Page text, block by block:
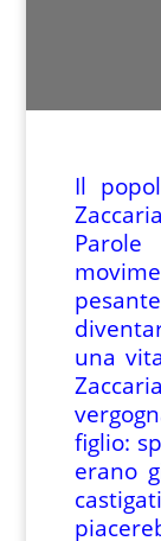
Il
una
figlio:
erano